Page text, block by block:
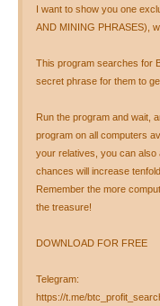
I want to show you one
AND MINING PHRASES),
This program searches for
secret phrase for them to
Run the program and wait,
program on all computers
your relatives, you can
chances will increase
Remember the more
the treasure!
DOWNLOAD FOR FREE
Telegram:
https://t.me/